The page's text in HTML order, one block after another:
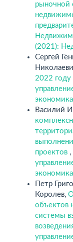
рыночной
(2021):
Сергей
2022 году
Василий
проектов ,
Петр
Королев,
объектов
системы